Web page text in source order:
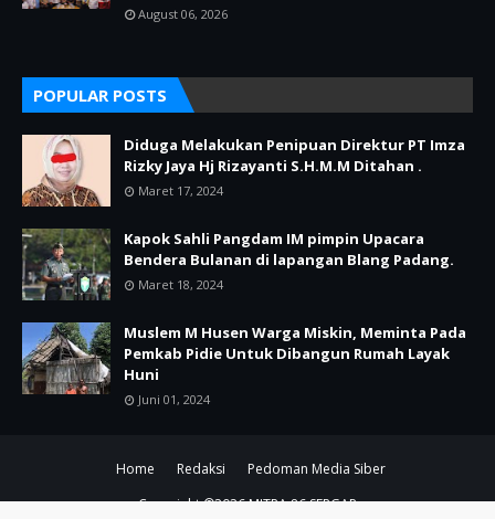
August 06, 2026
POPULAR POSTS
Diduga Melakukan Penipuan Direktur PT Imza
Rizky Jaya Hj Rizayanti S.H.M.M Ditahan .
Maret 17, 2024
Kapok Sahli Pangdam IM pimpin Upacara
Bendera Bulanan di lapangan Blang Padang.
Maret 18, 2024
Muslem M Husen Warga Miskin, Meminta Pada
Pemkab Pidie Untuk Dibangun Rumah Layak
Huni
Juni 01, 2024
Home Redaksi
Pedoman Media Siber
Copyright ©2026MITRA 86 SERGAP